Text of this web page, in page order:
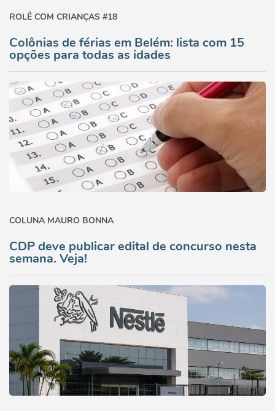
ROLÊ COM CRIANÇAS #18
Colônias de férias em Belém: lista com 15
opções para todas as idades
COLUNA MAURO BONNA
CDP deve publicar edital de concurso nesta
semana. Veja!